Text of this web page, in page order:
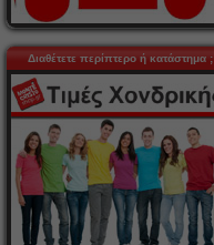
Διαθέτετε περίπτερο ή κατάστημα ;